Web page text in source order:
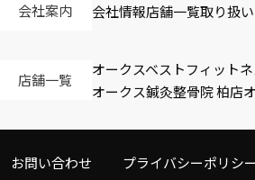
会社案内 会社情報店舗一覧取り扱
店舗一覧
オークスベストフィット
オークス鍼灸整骨院 柏店
お問い合わせ プライバシーポリシー